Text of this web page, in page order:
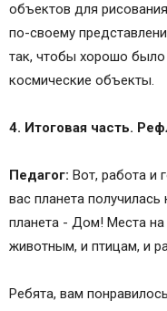
объектов для
по-своему
так, чтобы хорошо было
космические объекты.
4. Итоговая часть.
Педагог: Вот, работа и
вас планета
планета - Дом! Места
животным, и птицам, и
Ребята, вам